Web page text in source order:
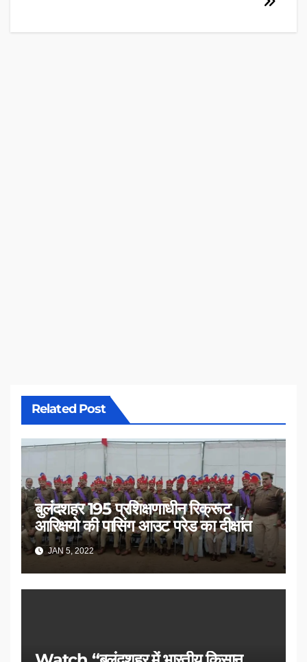
Related Post
बुलंदशहर 195 प्रशिक्षणाधीन रिक्रूट
आरिक्षयो की पासिंग आउट परेड का दीक्षांत
JAN 5, 2022